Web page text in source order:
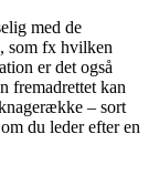
med de
som fx hvilken
er det også
fremadrettet kan
– sort
du leder efter en